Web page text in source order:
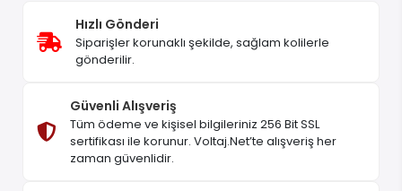
Hızlı Gönderi
Siparişler korunaklı şekilde, sağlam kolilerle
gönderilir.
Güvenli Alışveriş
Tüm ödeme ve kişisel bilgileriniz 256 Bit SSL
sertifikası ile korunur. Voltaj.Net’te alışveriş her
zaman güvenlidir.